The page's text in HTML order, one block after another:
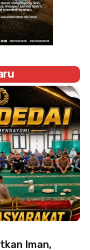
Iman,